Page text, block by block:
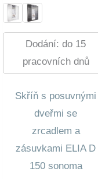
Dodání: do 15
pracovních dnů
Skříň s posuvnými
dveřmi se
zrcadlem a
zásuvkami ELIA D
150 sonoma